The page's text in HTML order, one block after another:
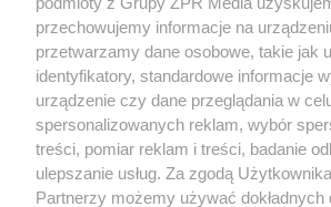
rozpowszechniany lub dalej rozpowszechniany w
tym także elektroniczny lub mechaniczny) na
eksploatacji w jakiejkolwiek formie, włącznie z
Internecie bez pisemnej zgody właściciela praw.
wykorzystanie utworów w całości lub w części z
tzn. bez właściwej zgody, jest zabronione pod
ścigane prawnie.
przechowujemy informacje na
przetwarzamy dane osobowe, takie jak
identyfikatory, standardowe informacje
urządzenie czy dane przeglądania w
spersonalizowanych reklam, wybór
treści, pomiar reklam i treści, badanie
ulepszanie usług. Za zgodą
Partnerzy możemy używać dokładnych